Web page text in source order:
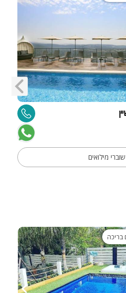
מילואים
בריכה